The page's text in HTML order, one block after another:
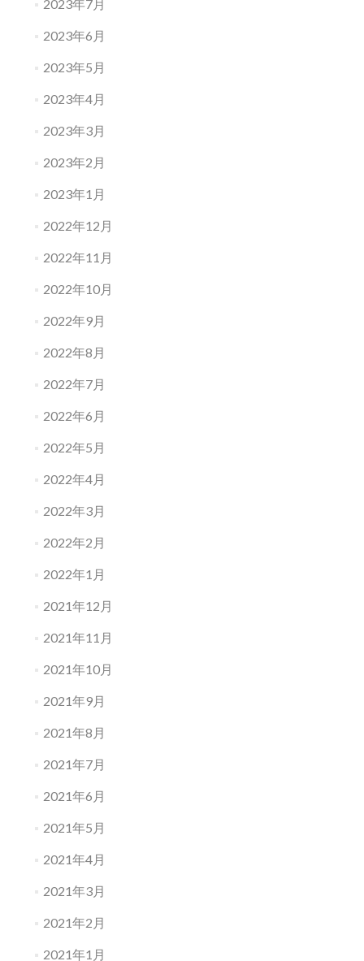
2023年7月
2023年6月
2023年5月
2023年4月
2023年3月
2023年2月
2023年1月
2022年12月
2022年11月
2022年10月
2022年9月
2022年8月
2022年7月
2022年6月
2022年5月
2022年4月
2022年3月
2022年2月
2022年1月
2021年12月
2021年11月
2021年10月
2021年9月
2021年8月
2021年7月
2021年6月
2021年5月
2021年4月
2021年3月
2021年2月
2021年1月